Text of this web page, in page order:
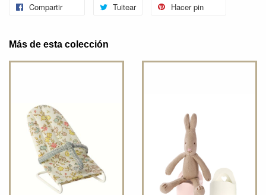
Compartir Tuitear Hacer pin
Más de esta colección